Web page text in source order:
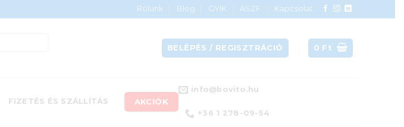
Rólunk Blog GYIK ÁSZF
Kapcsolat
BELÉPÉS / REGISZTRÁCIÓ 0 Ft
FIZETÉS ÉS SZÁLLÍTÁS AKCIÓK
info@bovito.hu
+36 1 278-09-54